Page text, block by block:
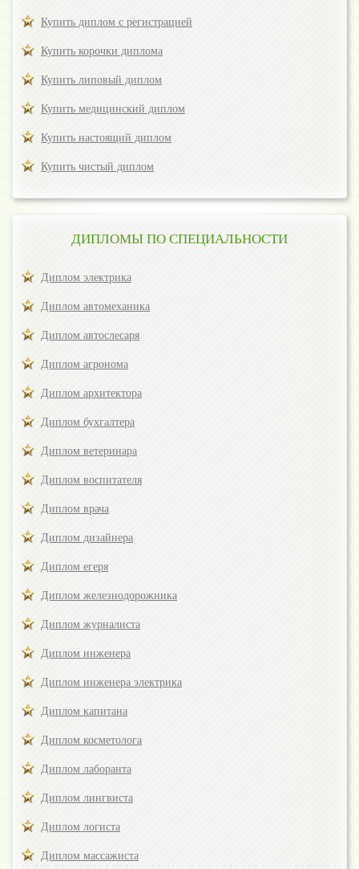
Купить диплом с регистрацией
Купить корочки диплома
Купить липовый диплом
Купить медицинский диплом
Купить настоящий диплом
Купить чистый диплом
ДИПЛОМЫ ПО СПЕЦИАЛЬНОСТИ
Диплом электрика
Диплом автомеханика
Диплом автослесаря
Диплом агронома
Диплом архитектора
Диплом бухгалтера
Диплом ветеринара
Диплом воспитателя
Диплом врача
Диплом дизайнера
Диплом егеря
Диплом железнодорожника
Диплом журналиста
Диплом инженера
Диплом инженера электрика
Диплом капитана
Диплом косметолога
Диплом лаборанта
Диплом лингвиста
Диплом логиста
Диплом массажиста